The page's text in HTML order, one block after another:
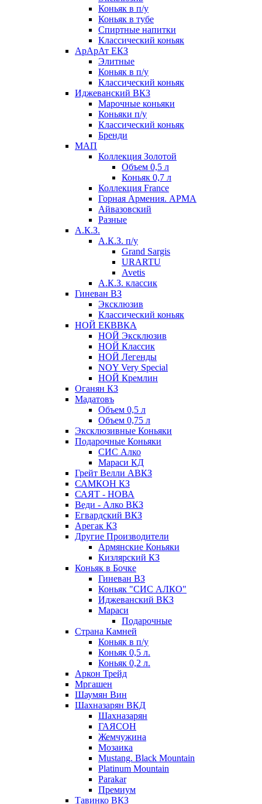
Коньяк в п/у
Коньяк в тубе
Спиртные напитки
Классический коньяк
АрАрАт ЕКЗ
Элитные
Коньяк в п/у
Классический коньяк
Иджеванский ВКЗ
Марочные коньяки
Коньяки п/у
Классический коньяк
Бренди
МАП
Коллекция Золотой
Объем 0,5 л
Коньяк 0,7 л
Коллекция France
Горная Армения. АРМА
Айвазовский
Разные
А.К.З.
А.К.З. п/у
Grand Sargis
URARTU
Avetis
А.К.З. классик
Гиневан ВЗ
Эксклюзив
Классический коньяк
НОЙ ЕКВВКА
НОЙ Эксклюзив
НОЙ Классик
НОЙ Легенды
NOY Very Speсial
НОЙ Кремлин
Оганян КЗ
Мадатовъ
Объем 0,5 л
Объем 0,75 л
Эксклюзивные Коньяки
Подарочные Коньяки
СИС Алко
Мараси КД
Грейт Велли АВКЗ
САМКОН КЗ
САЯТ - НОВА
Веди - Алко ВКЗ
Егвардский ВКЗ
Арегак КЗ
Другие Производители
Армянские Коньяки
Кизлярский КЗ
Коньяк в Бочке
Гиневан ВЗ
Коньяк "СИС АЛКО"
Иджеванский ВКЗ
Мараси
Подарочные
Страна Камней
Коньяк в п/у
Коньяк 0,5 л.
Коньяк 0,2 л.
Аркон Трейд
Мргашен
Шаумян Вин
Шахназарян ВКД
Шахназарян
ГАЯСОН
Жемчужина
Мозаика
Mustang. Black Mountain
Platinum Mountain
Parakar
Премиум
Тавинко ВКЗ